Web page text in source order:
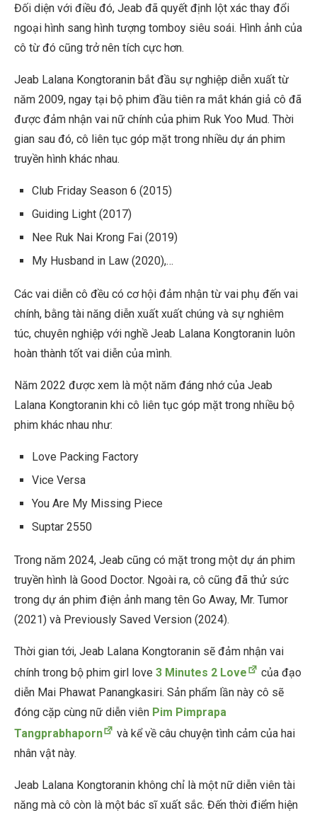
Đối diện với điều đó, Jeab đã quyết định lột xác thay đổi
ngoại hình sang hình tượng tomboy siêu soái. Hình ảnh của
cô từ đó cũng trở nên tích cực hơn.
Jeab Lalana Kongtoranin bắt đầu sự nghiệp diễn xuất từ
năm 2009, ngay tại bộ phim đầu tiên ra mắt khán giả cô đã
được đảm nhận vai nữ chính của phim Ruk Yoo Mud. Thời
gian sau đó, cô liên tục góp mặt trong nhiều dự án phim
truyền hình khác nhau.
Club Friday Season 6 (2015)
Guiding Light (2017)
Nee Ruk Nai Krong Fai (2019)
My Husband in Law (2020),…
Các vai diễn cô đều có cơ hội đảm nhận từ vai phụ đến vai
chính, bằng tài năng diễn xuất xuất chúng và sự nghiêm
túc, chuyên nghiệp với nghề Jeab Lalana Kongtoranin luôn
hoàn thành tốt vai diễn của mình.
Năm 2022 được xem là một năm đáng nhớ của Jeab
Lalana Kongtoranin khi cô liên tục góp mặt trong nhiều bộ
phim khác nhau như:
Love Packing Factory
Vice Versa
You Are My Missing Piece
Suptar 2550
Trong năm 2024, Jeab cũng có mặt trong một dự án phim
truyền hình là Good Doctor. Ngoài ra, cô cũng đã thử sức
trong dự án phim điện ảnh mang tên Go Away, Mr. Tumor
(2021) và Previously Saved Version (2024).
Thời gian tới, Jeab Lalana Kongtoranin sẽ đảm nhận vai
chính trong bộ phim girl love 3 Minutes 2 Love
của đạo
diễn Mai Phawat Panangkasiri. Sản phẩm lần này cô sẽ
đóng cặp cùng nữ diễn viên Pim Pimprapa
Tangprabhaporn
và kể về câu chuyện tình cảm của hai
nhân vật này.
Jeab Lalana Kongtoranin không chỉ là một nữ diễn viên tài
năng mà cô còn là một bác sĩ xuất sắc. Đến thời điểm hiện